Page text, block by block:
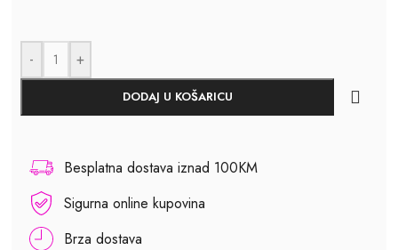
- +
DODAJ U KOŠARICU
Besplatna dostava iznad 100KM
Sigurna online kupovina
Brza dostava